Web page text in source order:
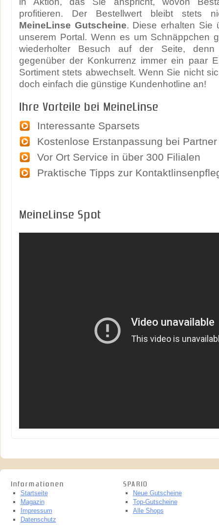
profitieren. Der Bestellwert bleibt stets
MeineLinse Gutscheine. Diese erhalten Sie
unserem Portal. Wenn es um Schnäppchen
wiederholter Besuch auf der Seite,
gegenüber der Konkurrenz immer ein paar
Sortiment stets abwechselt. Wenn Sie nicht
doch einfach die günstige Kundenhotline an!
Ihre Vorteile bei MeineLinse
Interessante Sparsets
Kostenlose Erstanpassung bei
Vor Ort Service in über 300 Filialen
Praktische Tipps zur
MeineLinse Spot
Informationen
Startseite
Magazin
Impressum
Datenschutz
SPARIO
Neue Gutscheine
Top-Gutscheine
Alle Shops